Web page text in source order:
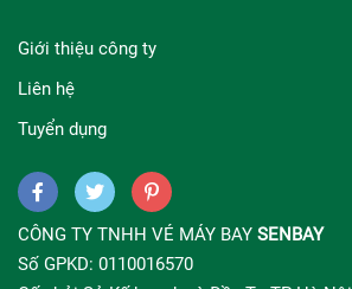
Giới thiệu công ty
Liên hệ
Tuyển dụng
CÔNG TY TNHH VÉ MÁY BAY SENBAY
Số GPKD: 0110016570